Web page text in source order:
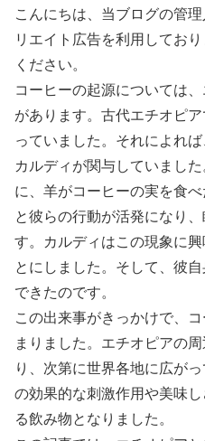
こんにちは、当ブログの管
リエイト広告を利用してお
ください。
コーヒーの起源については
があります。古代エチオピ
っていました。それによれ
カルディが関与していまし
に、羊がコーヒーの実を食
と彼らの行動が活発になり
す。カルディはこの現象に
とにしました。そして、彼
できたのです。
この出来事がきっかけで、
まりました。エチオピアの
り、次第に世界各地に広が
の効果的な刺激作用や美味
る飲み物となりました。